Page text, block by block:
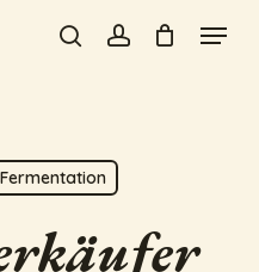
searchaccount
Menu
Fermentation